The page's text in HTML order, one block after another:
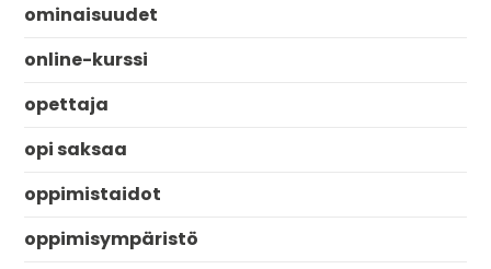
ominaisuudet
online-kurssi
opettaja
opi saksaa
oppimistaidot
oppimisympäristö